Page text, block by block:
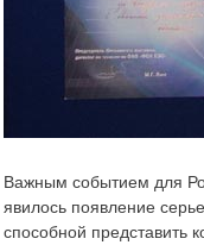
Важным событием для
явилось появление
способной представить